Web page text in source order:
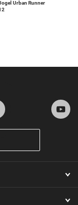
Urban Runner